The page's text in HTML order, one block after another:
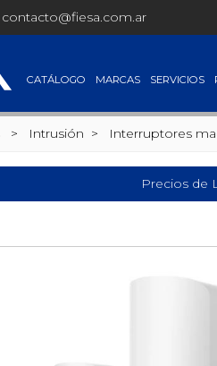
contacto@fiesa.com.ar
CATÁLOGO MARCAS SERVICIOS
> Intrusión > Interruptores
Precios de